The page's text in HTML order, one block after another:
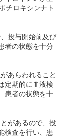
チロキシンナト
投与開始前及び
者の状態を十分
あらわれること
定期的に血液検
患者の状態を十
があるので、投
検査を行い、患